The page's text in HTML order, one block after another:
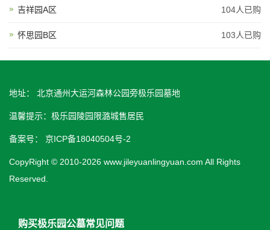
吉祥园A区 104人已购
怀思园B区 103人已购
地址： 北京通州大运河森林公园旁极乐园墓地
温馨提示：极乐园陵园限潞城售居民
备案号： 京ICP备18040504号-2
CopyRight © 2010-2026 www.jileyuanlingyuan.com All Rights
Reserved.
购买极乐园公墓常见问题